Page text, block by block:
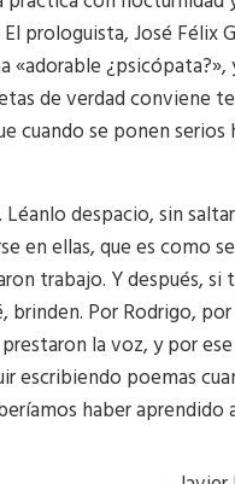
prologuista, José Félix
«adorable
de verdad conviene
cuando se ponen serios
despacio, sin
en ellas, que es como
trabajo. Y después, si
brinden. Por Rodrigo,
la voz, y por
escribiendo poemas
haber aprendido